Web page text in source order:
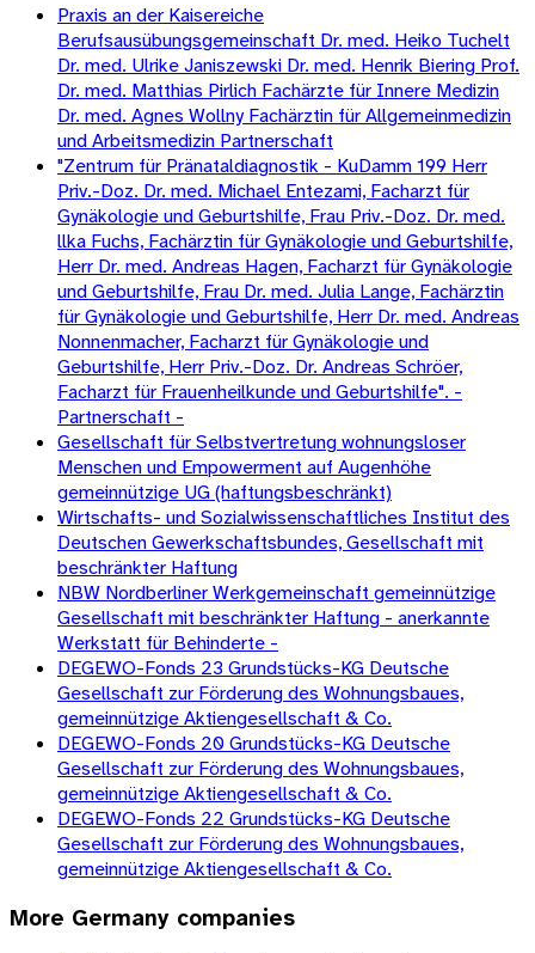
Praxis an der Kaisereiche
Berufsausübungsgemeinschaft Dr. med. Heiko Tuchelt
Dr. med. Ulrike Janiszewski Dr. med. Henrik Biering Prof.
Dr. med. Matthias Pirlich Fachärzte für Innere Medizin
Dr. med. Agnes Wollny Fachärztin für Allgemeinmedizin
und Arbeitsmedizin Partnerschaft
"Zentrum für Pränataldiagnostik - KuDamm 199 Herr
Priv.-Doz. Dr. med. Michael Entezami, Facharzt für
Gynäkologie und Geburtshilfe, Frau Priv.-Doz. Dr. med.
llka Fuchs, Fachärztin für Gynäkologie und Geburtshilfe,
Herr Dr. med. Andreas Hagen, Facharzt für Gynäkologie
und Geburtshilfe, Frau Dr. med. Julia Lange, Fachärztin
für Gynäkologie und Geburtshilfe, Herr Dr. med. Andreas
Nonnenmacher, Facharzt für Gynäkologie und
Geburtshilfe, Herr Priv.-Doz. Dr. Andreas Schröer,
Facharzt für Frauenheilkunde und Geburtshilfe". -
Partnerschaft -
Gesellschaft für Selbstvertretung wohnungsloser
Menschen und Empowerment auf Augenhöhe
gemeinnützige UG (haftungsbeschränkt)
Wirtschafts- und Sozialwissenschaftliches Institut des
Deutschen Gewerkschaftsbundes, Gesellschaft mit
beschränkter Haftung
NBW Nordberliner Werkgemeinschaft gemeinnützige
Gesellschaft mit beschränkter Haftung - anerkannte
Werkstatt für Behinderte -
DEGEWO-Fonds 23 Grundstücks-KG Deutsche
Gesellschaft zur Förderung des Wohnungsbaues,
gemeinnützige Aktiengesellschaft & Co.
DEGEWO-Fonds 20 Grundstücks-KG Deutsche
Gesellschaft zur Förderung des Wohnungsbaues,
gemeinnützige Aktiengesellschaft & Co.
DEGEWO-Fonds 22 Grundstücks-KG Deutsche
Gesellschaft zur Förderung des Wohnungsbaues,
gemeinnützige Aktiengesellschaft & Co.
More Germany companies